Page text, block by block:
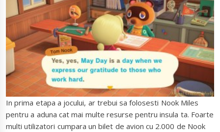
In prima etapa a jocului, ar trebui sa folosesti Nook Miles
pentru a aduna cat mai multe resurse pentru insula ta. Foarte
multi utilizatori cumpara un bilet de avion cu 2.000 de Nook